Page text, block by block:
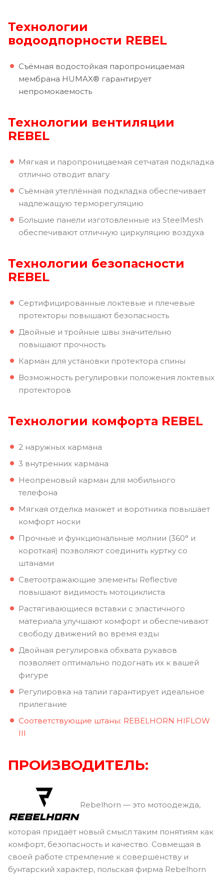
Технологии
водоодпорности REBEL
Съёмная водостойкая паропроницаемая
мембрана HUMAX® гарантирует
непромокаемость
Технологии вентиляции
REBEL
Мягкая и паропроницаемая сетчатая подкладка
отлично отводит влагу
Съёмная утеплённая подкладка обеспечивает
надлежащую терморегуляцию
Большие панели изготовленные из SteelMesh
обеспечивают отличную циркуляцию воздуха
Технологии безопасности
REBEL
Сертифицированные локтевые и плечевые
протекторы повышают безопасность
Двойные и тройные швы значительно
повышают прочность
Карман для установки протектора спины
Возможность регулировки положения локтевых
протекторов
Технологии комфорта REBEL
2 наружных кармана
3 внутренних кармана
Неопреновый карман для мобильного
телефона
Мягкая отделка манжет и воротника повышает
комфорт носки
Прочные и функциональные молнии (360° и
короткая) позволяют соединить куртку со
штанами
Светоотражающие элементы Reflective
повышают видимость мотоциклиста
Растягивающиеся вставки с эластичного
материала улучшают комфорт и обеспечивают
свободу движений во время езды
Двойная регулировка обхвата рукавов
позволяет оптимально подогнать их к вашей
фигуре
Регулировка на талии гарантирует идеальное
прилегание
Соответствующие штаны: REBELHORN HIFLOW
III
ПРОИЗВОДИТЕЛЬ:
Rebelhorn — это мотоодежда,
которая придаёт новый смысл таким понятиям как
комфорт, безопасность и качество. Совмещая в
своей работе стремление к совершенству и
бунтарский характер, польская фирма Rebelhorn